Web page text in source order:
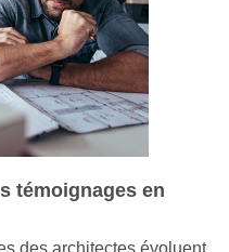
témoignages en